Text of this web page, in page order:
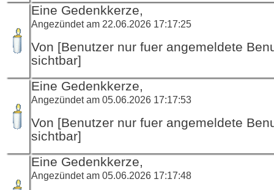
Eine Gedenkkerze,
Angezündet am 22.06.2026 17:17:25
Von [Benutzer nur fuer angemeldete
sichtbar]
Eine Gedenkkerze,
Angezündet am 05.06.2026 17:17:53
Von [Benutzer nur fuer angemeldete
sichtbar]
Eine Gedenkkerze,
Angezündet am 05.06.2026 17:17:48